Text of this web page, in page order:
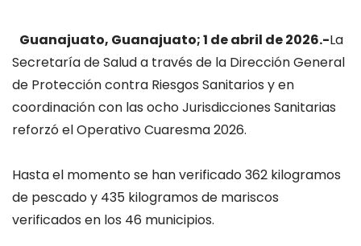
Guanajuato, Guanajuato; 1 de abril de 2026.-La
Secretaría de Salud a través de la Dirección General
de Protección contra Riesgos Sanitarios y en
coordinación con las ocho Jurisdicciones Sanitarias
reforzó el Operativo Cuaresma 2026.
Hasta el momento se han verificado 362 kilogramos
de pescado y 435 kilogramos de mariscos
verificados en los 46 municipios.